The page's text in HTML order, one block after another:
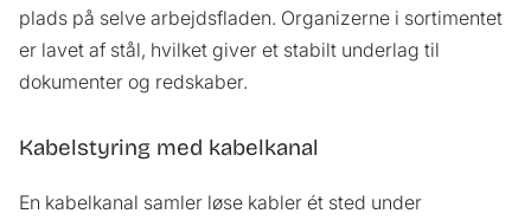
plads på selve arbejdsfladen. Organizerne i sortimentet
er lavet af stål, hvilket giver et stabilt underlag til
dokumenter og redskaber.
Kabelstyring med kabelkanal
En kabelkanal samler løse kabler ét sted under